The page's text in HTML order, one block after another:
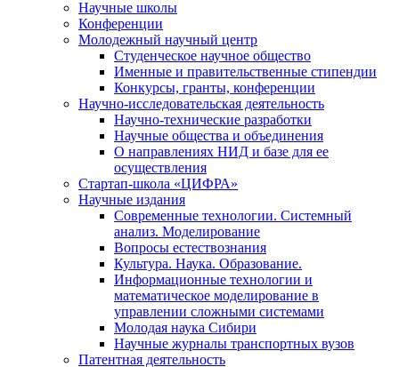
Научные школы
Конференции
Молодежный научный центр
Студенческое научное общество
Именные и правительственные стипендии
Конкурсы, гранты, конференции
Научно-исследовательская деятельность
Научно-технические разработки
Научные общества и объединения
О направлениях НИД и базе для ее
осуществления
Стартап-школа «ЦИФРА»
Научные издания
Современные технологии. Системный
анализ. Моделирование
Вопросы естествознания
Культура. Наука. Образование.
Информационные технологии и
математическое моделирование в
управлении сложными системами
Молодая наука Сибири
Научные журналы транспортных вузов
Патентная деятельность